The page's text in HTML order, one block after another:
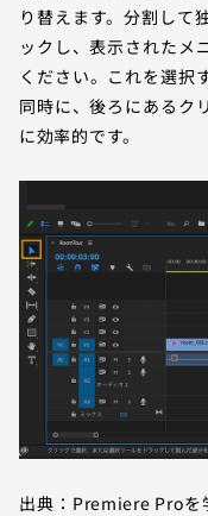
り替えます。分割して
ックし、表示されたメ
ください。これを選択
同時に、後ろにあるク
に効率的です。
出典：Premiere Proを